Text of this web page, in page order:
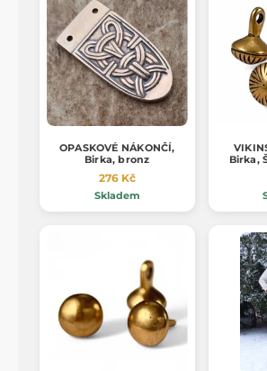
OPASKOVÉ NÁKONČÍ,
Birka, bronz
276 Kč
Skladem
Birka,